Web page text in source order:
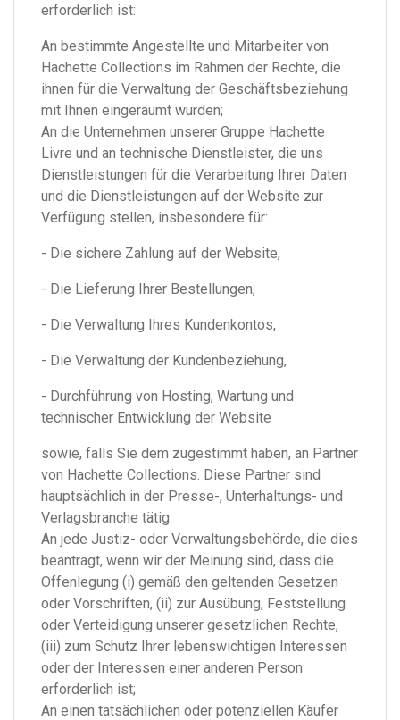
erforderlich ist:
An bestimmte Angestellte und Mitarbeiter von
Hachette Collections im Rahmen der Rechte, die
ihnen für die Verwaltung der Geschäftsbeziehung
mit Ihnen eingeräumt wurden;
An die Unternehmen unserer Gruppe Hachette
Livre und an technische Dienstleister, die uns
Dienstleistungen für die Verarbeitung Ihrer Daten
und die Dienstleistungen auf der Website zur
Verfügung stellen, insbesondere für:
- Die sichere Zahlung auf der Website,
- Die Lieferung Ihrer Bestellungen,
- Die Verwaltung Ihres Kundenkontos,
- Die Verwaltung der Kundenbeziehung,
- Durchführung von Hosting, Wartung und
technischer Entwicklung der Website
sowie, falls Sie dem zugestimmt haben, an Partner
von Hachette Collections. Diese Partner sind
hauptsächlich in der Presse-, Unterhaltungs- und
Verlagsbranche tätig.
An jede Justiz- oder Verwaltungsbehörde, die dies
beantragt, wenn wir der Meinung sind, dass die
Offenlegung (i) gemäß den geltenden Gesetzen
oder Vorschriften, (ii) zur Ausübung, Feststellung
oder Verteidigung unserer gesetzlichen Rechte,
(iii) zum Schutz Ihrer lebenswichtigen Interessen
oder der Interessen einer anderen Person
erforderlich ist;
An einen tatsächlichen oder potenziellen Käufer